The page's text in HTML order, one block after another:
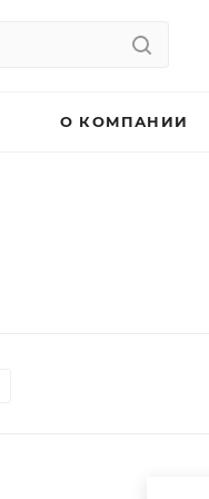
О КОМПАНИИ